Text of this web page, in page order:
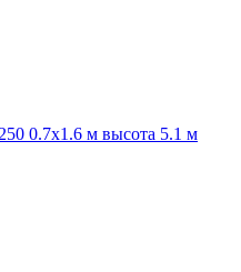
0.7х1.6 м высота 5.1 м